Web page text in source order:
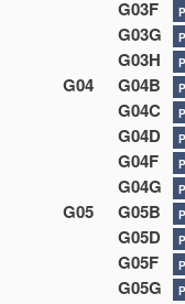
G03F
G03G
G03H
G04 G04B
G04C
G04D
G04F
G04G
G05 G05B
G05D
G05F
G05G